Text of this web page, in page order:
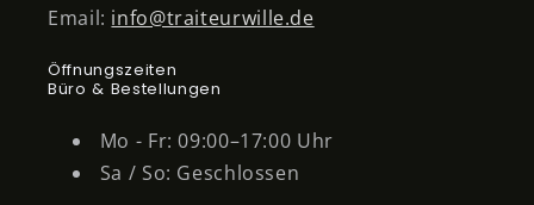
Email: info@traiteurwille.de
Öffnungszeiten
Büro & Bestellungen
Mo - Fr: 09:00–17:00 Uhr
Sa / So: Geschlossen